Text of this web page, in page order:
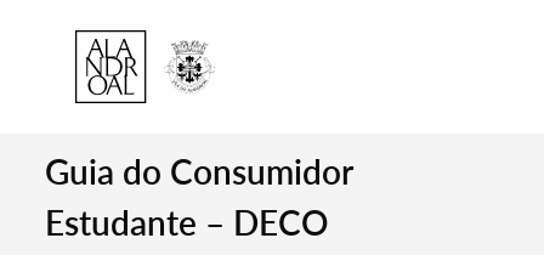
Guia do Consumidor
Estudante – DECO